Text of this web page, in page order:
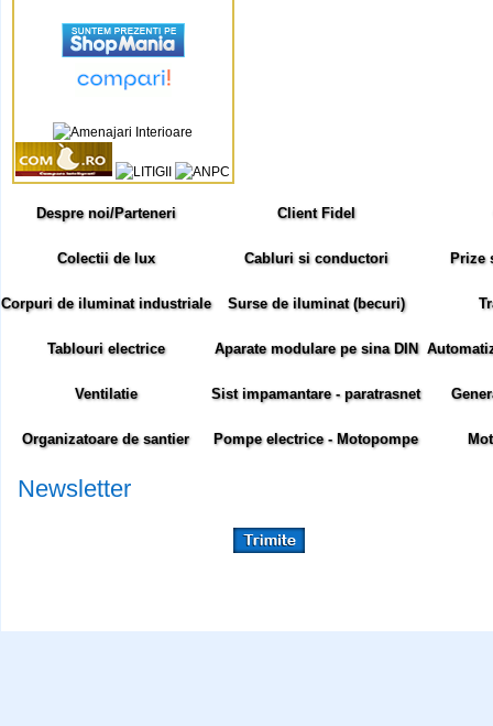
Despre noi/Parteneri Client Fidel
Colectii de lux Cabluri si conductori Prize
Corpuri de iluminat industriale Surse de iluminat (becuri)
Tablouri electrice Aparate modulare pe sina DIN
Ventilatie Sist impamantare - paratrasnet
Organizatoare de santier Pompe electrice - Motopompe
Newsletter